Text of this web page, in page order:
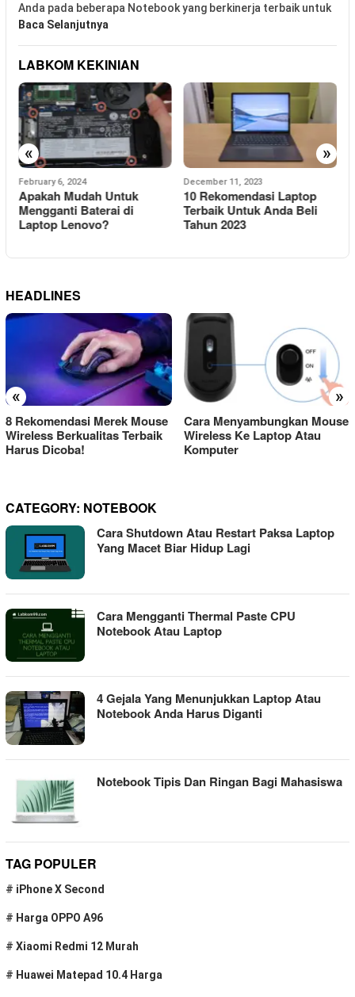
Anda pada beberapa Notebook yang berkinerja terbaik untuk
Baca Selanjutnya
LABKOM KEKINIAN
« »
February 6, 2024
Apakah Mudah Untuk
Mengganti Baterai di
Laptop Lenovo?
December 11, 2023
10 Rekomendasi Laptop
Terbaik Untuk Anda Beli
Tahun 2023
HEADLINES
« »
8 Rekomendasi Merek Mouse
Wireless Berkualitas Terbaik
Harus Dicoba!
Cara Menyambungkan Mouse
Wireless Ke Laptop Atau
Komputer
CATEGORY: NOTEBOOK
Cara Shutdown Atau Restart Paksa Laptop
Yang Macet Biar Hidup Lagi
Cara Mengganti Thermal Paste CPU
Notebook Atau Laptop
4 Gejala Yang Menunjukkan Laptop Atau
Notebook Anda Harus Diganti
Notebook Tipis Dan Ringan Bagi Mahasiswa
TAG POPULER
# iPhone X Second
# Harga OPPO A96
# Xiaomi Redmi 12 Murah
# Huawei Matepad 10.4 Harga